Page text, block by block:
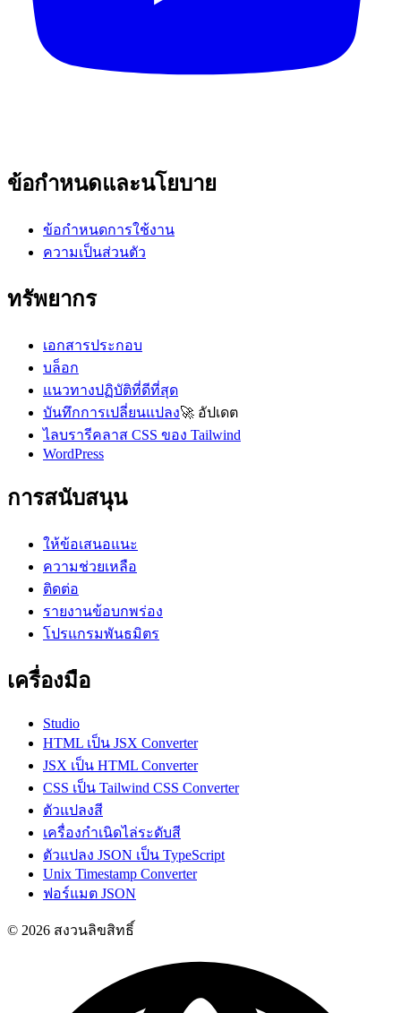
ข้อกำหนดและนโยบาย
ข้อกำหนดการใช้งาน
ความเป็นส่วนตัว
ทรัพยากร
เอกสารประกอบ
บล็อก
แนวทางปฏิบัติที่ดีที่สุด
บันทึกการเปลี่ยนแปลง🚀 อัปเดต
ไลบรารีคลาส CSS ของ Tailwind
WordPress
การสนับสนุน
ให้ข้อเสนอแนะ
ความช่วยเหลือ
ติดต่อ
รายงานข้อบกพร่อง
โปรแกรมพันธมิตร
เครื่องมือ
Studio
HTML เป็น JSX Converter
JSX เป็น HTML Converter
CSS เป็น Tailwind CSS Converter
ตัวแปลงสี
เครื่องกำเนิดไล่ระดับสี
ตัวแปลง JSON เป็น TypeScript
Unix Timestamp Converter
ฟอร์แมต JSON
© 2026 สงวนลิขสิทธิ์